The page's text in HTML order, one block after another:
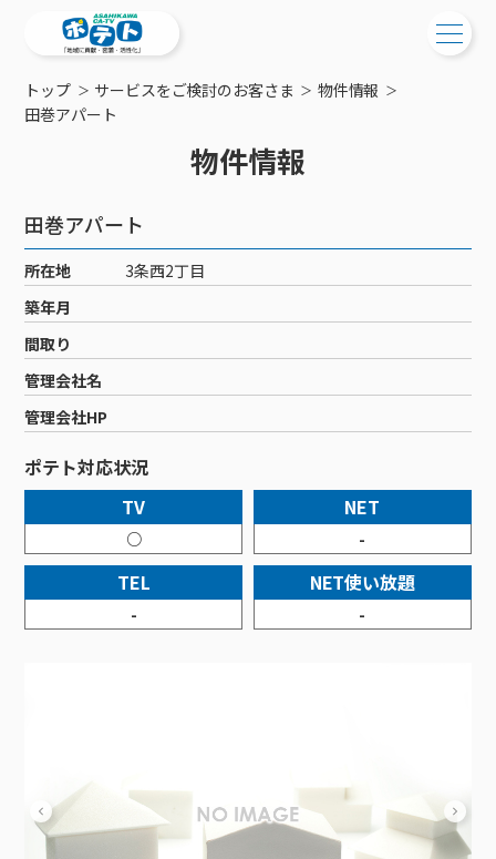
ご検討中の方
工事・配線について
新居をご検討中の方へ
ポテトを導入している集合住宅
物件情報
特典・キャンペーン
おトクな割引サービス
ご加入中の方
ご加入中のサービス確認・変更
WEBメール
サポートサービス
サポートサービストップ
リモートコール
回線速度測定
接続・設定⽅法
訪問サポート＆サポートパックサービス料⾦表
新着情報
メンテナンス・障害情報
ポテトからのプレゼント
イベントカレンダー
講座のご案内
サービス案内
サービス案内
ケーブルテレビ
ケーブルテレビトップ
チャンネル紹介
料⾦プラン
NHK衛星受信料団体⼀括⽀払
機器⼀覧
インターネット
インターネットトップ
料⾦プラン
Wi-Fiサービス
ポテトホーム防犯カメラ
オプションサービス
インターネットギガシェアプラン
固定電話
固定電話トップ
基本料⾦・通話料⾦
オプションサービス
auスマートバリュー
auまとめトーク
ポテトスマートフォントップ
料⾦プラン
機種⼀覧
オプションサービス
でんき
でんきトップ
ポラリンでんき×ポテト
ポテトでんき
暮らしを快適にするサービス
暮らしを快適にするサービストップ
ポテトライフメール
コミチャン
お困りの方はこちら
会社案内
メンテナンス
障害情報
トップ サービスをご検討のお客さま
物件情報
田巻アパート
物件情報
田巻アパート
所在地
3条西2丁目
築年月
間取り
管理会社名
管理会社HP
ポテト対応状況
TV
○
NET
-
TEL
-
NET使い放題
-